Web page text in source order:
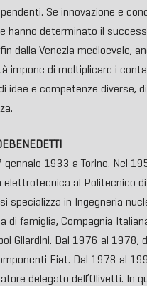
Se innovazione e
hanno determinato il
dalla Venezia medioevale,
impone di moltiplicare i
idee e competenze diverse,
gennaio 1933 a Torino. Nel
elettrotecnica al Politecnico di
specializza in Ingegneria
di famiglia, Compagnia
Gilardini. Dal 1976 al 1978,
Fiat. Dal 1978 al
delegato dell’Olivetti. In